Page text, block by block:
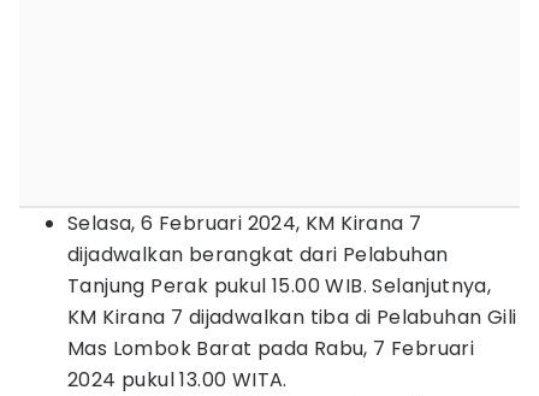
Selasa, 6 Februari 2024, KM Kirana 7
dijadwalkan berangkat dari Pelabuhan
Tanjung Perak pukul 15.00 WIB. Selanjutnya,
KM Kirana 7 dijadwalkan tiba di Pelabuhan Gili
Mas Lombok Barat pada Rabu, 7 Februari
2024 pukul 13.00 WITA.